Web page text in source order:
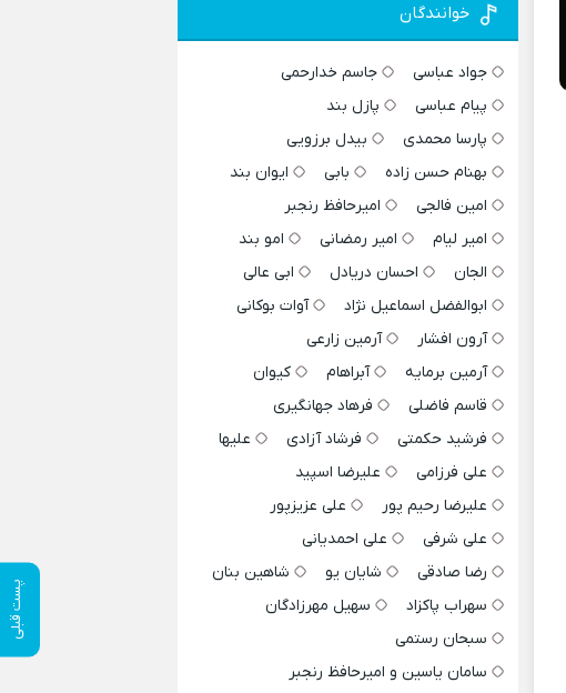
پست قبلی
خوانندگان
جواد عباسی
جاسم خدارحمی
پیام عباسی
پازل بند
پارسا محمدی
بیدل برزویی
بهنام حسن زاده
بابی
ایوان بند
امین فالجی
امیرحافظ رنجبر
امیر لیام
امیر رمضانی
امو بند
الجان
احسان دریادل
ابی عالی
ابوالفضل اسماعیل نژاد
آوات بوکانی
آرون افشار
آرمین زارعی
آرمین برمایه
آبراهام
کیوان
قاسم فاضلی
فرهاد جهانگیری
فرشید حکمتی
فرشاد آزادی
علیها
علی فرزامی
علیرضا اسپید
علیرضا رحیم پور
علی عزیزپور
علی شرفی
علی احمدیانی
رضا صادقی
شایان یو
شاهین بنان
سهراب پاکزاد
سهیل مهرزادگان
سبحان رستمی
سامان یاسین و امیرحافظ رنجبر